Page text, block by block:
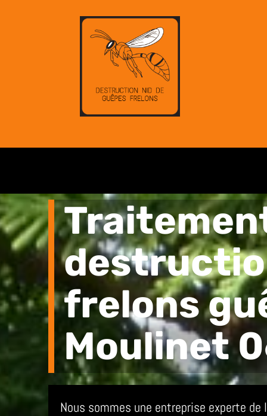
frelons
Moulinet
Nous sommes une entreprise experte